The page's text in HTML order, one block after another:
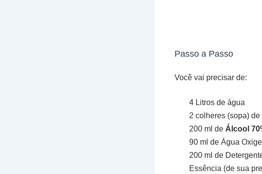
Passo a Passo
Você vai precisar de:
4 Litros de água
2 colheres (sopa)
200 ml de Álcool
90 ml de Água
200 ml de
Essência (de sua